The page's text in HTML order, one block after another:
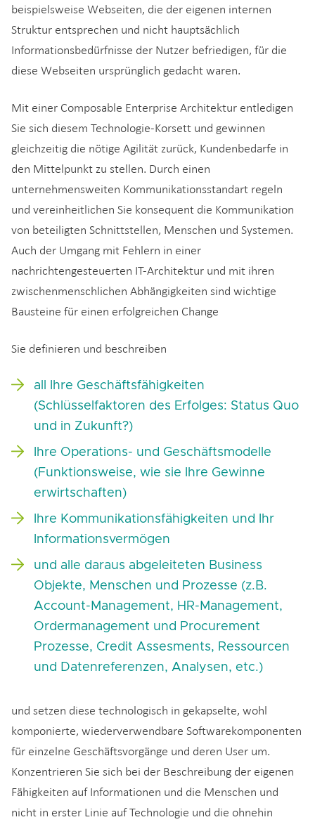
beispielsweise Webseiten, die der eigenen internen
Struktur entsprechen und nicht hauptsächlich
Informationsbedürfnisse der Nutzer befriedigen, für die
diese Webseiten ursprünglich gedacht waren.
Mit einer Composable Enterprise Architektur entledigen
Sie sich diesem Technologie-Korsett und gewinnen
gleichzeitig die nötige Agilität zurück, Kundenbedarfe in
den Mittelpunkt zu stellen. Durch einen
unternehmensweiten Kommunikationsstandart regeln
und vereinheitlichen Sie konsequent die Kommunikation
von beteiligten Schnittstellen, Menschen und Systemen.
Auch der Umgang mit Fehlern in einer
nachrichtengesteuerten IT-Architektur und mit ihren
zwischenmenschlichen Abhängigkeiten sind wichtige
Bausteine für einen erfolgreichen Change
Sie definieren und beschreiben
all Ihre Geschäftsfähigkeiten
(Schlüsselfaktoren des Erfolges: Status Quo
und in Zukunft?)
Ihre Operations- und Geschäftsmodelle
(Funktionsweise, wie sie Ihre Gewinne
erwirtschaften)
Ihre Kommunikationsfähigkeiten und Ihr
Informationsvermögen
und alle daraus abgeleiteten Business
Objekte, Menschen und Prozesse (z.B.
Account-Management, HR-Management,
Ordermanagement und Procurement
Prozesse, Credit Assesments, Ressourcen
und Datenreferenzen, Analysen, etc.)
und setzen diese technologisch in gekapselte, wohl
komponierte, wiederverwendbare Softwarekomponenten
für einzelne Geschäftsvorgänge und deren User um.
Konzentrieren Sie sich bei der Beschreibung der eigenen
Fähigkeiten auf Informationen und die Menschen und
nicht in erster Linie auf Technologie und die ohnehin